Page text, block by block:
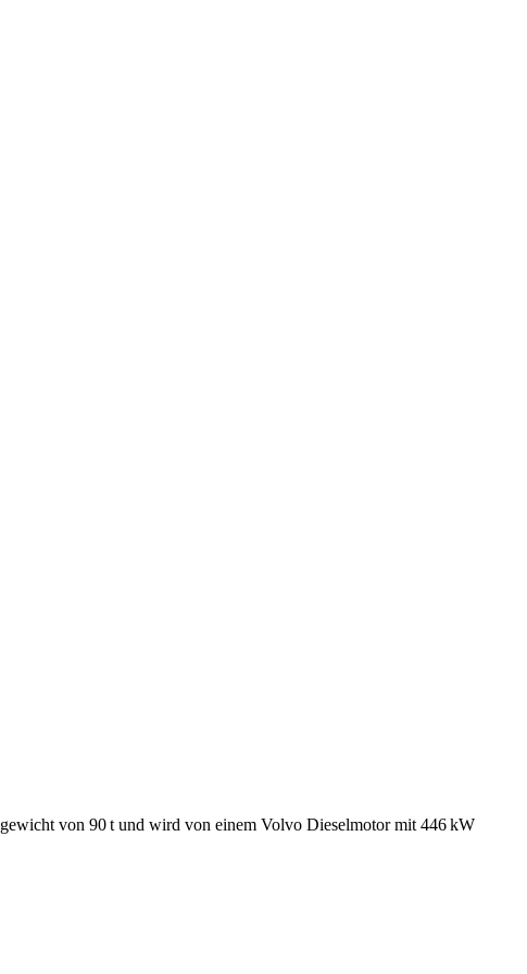
von 90 t und wird von einem Volvo Dieselmotor mit 446 kW